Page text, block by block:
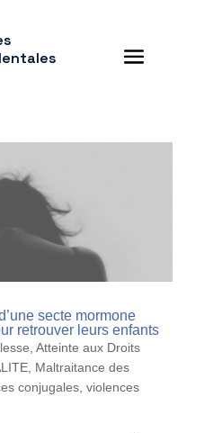
secte mormone
retrouver leurs enfants
, Atteinte aux Droits
, Maltraitance des
conjugales, violences